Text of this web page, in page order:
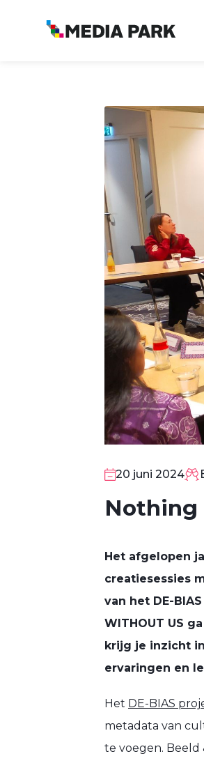
20
20 juni 2024
Nothing
Het afgelopen
creatiesessies
van het DE-
WITHOUT US
krijg je inzicht
ervaringen en
Het DE-BIAS
metadata van
te voegen. Beeld